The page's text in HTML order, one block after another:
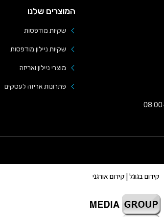
המוצרים שלנו
שקיות מודפסות
שקיות ניילון מודפסות
מוצרי ניילון ואריזה
פתרונות אריזה לעסקים
קידום בגוגל | קידום אורגני